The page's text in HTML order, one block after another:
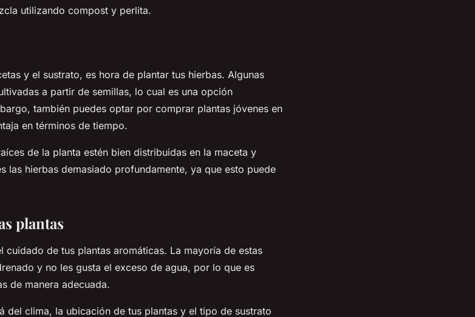
utilizando compost y perlita.
y el sustrato, es hora de plantar tus hierbas. Algunas
a partir de semillas, lo cual es una opción
también puedes optar por comprar plantas jóvenes en
en términos de tiempo.
de la planta estén bien distribuidas en la maceta y
las hierbas demasiado profundamente, ya que esto puede
plantas
cuidado de tus plantas aromáticas. La mayoría de estas
y no les gusta el exceso de agua, por lo que es
de manera adecuada.
del clima, la ubicación de tus plantas y el tipo de sustrato